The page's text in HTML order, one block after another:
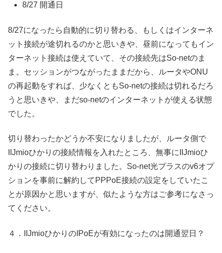
8/27 開通日
8/27になったら自動的に切り替わる、もしくはインターネ
ット接続が途切れるのかと思いきや、昼前になってもイン
ターネット接続は使えていて、その接続先はSo-netのま
ま。セッションがつながったままだから、ルータやONU
の再起動をすれば、少なくともSo-netの接続は切れるだろ
うと思いきや、まだso-netのインターネットが使える状態
でした。
切り替わったかどうか不安になりましたが、ルータ側で
IIJmioひかりの接続情報を入れたところ、無事にIIJmioひ
かりの接続に切り替わりました。So-net光プラスのv6オプ
ションを事前に解約してPPPoE接続の設定をしていたこ
とが原因かと思いますが、似たような方はご参考になさっ
てください。
４．IIJmioひかりのIPoEが有効になったのは開通翌日？